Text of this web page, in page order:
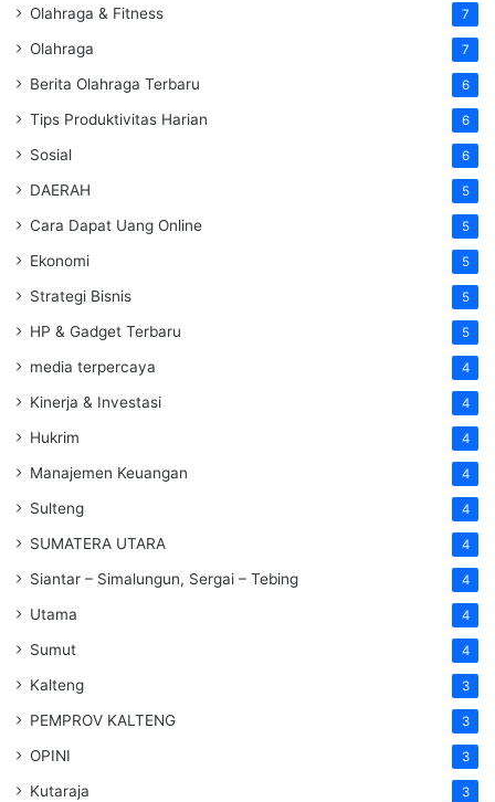
Olahraga & Fitness 7
Olahraga 7
Berita Olahraga Terbaru 6
Tips Produktivitas Harian 6
Sosial 6
DAERAH 5
Cara Dapat Uang Online 5
Ekonomi 5
Strategi Bisnis 5
HP & Gadget Terbaru 5
media terpercaya 4
Kinerja & Investasi 4
Hukrim 4
Manajemen Keuangan 4
Sulteng 4
SUMATERA UTARA 4
Siantar – Simalungun, Sergai – Tebing 4
Utama 4
Sumut 4
Kalteng 3
PEMPROV KALTENG 3
OPINI 3
Kutaraja 3